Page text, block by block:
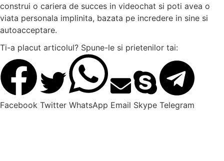
construi o cariera de succes in videochat si poti avea o
viata personala implinita, bazata pe incredere in sine si
autoacceptare.
Ti-a placut articolul? Spune-le si prietenilor tai:
Facebook Twitter WhatsApp Email Skype Telegram